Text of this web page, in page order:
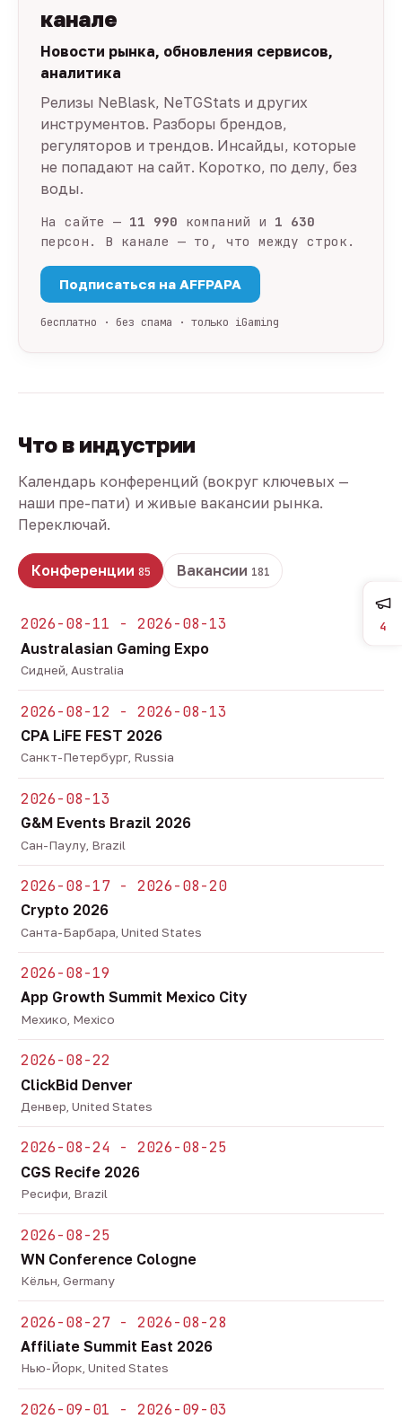
канале
Новости рынка, обновления сервисов,
аналитика
Релизы NeBlask, NeTGStats и других
инструментов. Разборы брендов,
регуляторов и трендов. Инсайды, которые
не попадают на сайт. Коротко, по делу, без
воды.
На сайте — 11 990 компаний и 1 630
персон. В канале — то, что между строк.
Подписаться на AFFPAPA
бесплатно · без спама · только iGaming
Что в индустрии
Календарь конференций (вокруг ключевых —
наши пре-пати) и живые вакансии рынка.
Переключай.
Конференции 85 Вакансии 181
2026-08-11 - 2026-08-13
Australasian Gaming Expo
Сидней, Australia
2026-08-12 - 2026-08-13
CPA LiFE FEST 2026
Санкт-Петербург, Russia
2026-08-13
G&M Events Brazil 2026
Сан-Паулу, Brazil
2026-08-17 - 2026-08-20
Crypto 2026
Санта-Барбара, United States
2026-08-19
App Growth Summit Mexico City
Мехико, Mexico
2026-08-22
ClickBid Denver
Денвер, United States
2026-08-24 - 2026-08-25
CGS Recife 2026
Ресифи, Brazil
2026-08-25
WN Conference Cologne
Кёльн, Germany
2026-08-27 - 2026-08-28
Affiliate Summit East 2026
Нью-Йорк, United States
2026-09-01 - 2026-09-03
4